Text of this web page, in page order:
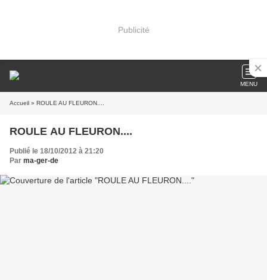
Publicité
MENU
Accueil » ROULE AU FLEURON....
ROULE AU FLEURON....
Publié le 18/10/2012 à 21:20
Par ma-ger-de